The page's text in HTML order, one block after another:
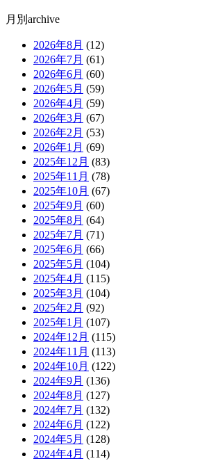
月別archive
2026年8月 (12)
2026年7月 (61)
2026年6月 (60)
2026年5月 (59)
2026年4月 (59)
2026年3月 (67)
2026年2月 (53)
2026年1月 (69)
2025年12月 (83)
2025年11月 (78)
2025年10月 (67)
2025年9月 (60)
2025年8月 (64)
2025年7月 (71)
2025年6月 (66)
2025年5月 (104)
2025年4月 (115)
2025年3月 (104)
2025年2月 (92)
2025年1月 (107)
2024年12月 (115)
2024年11月 (113)
2024年10月 (122)
2024年9月 (136)
2024年8月 (127)
2024年7月 (132)
2024年6月 (122)
2024年5月 (128)
2024年4月 (114)